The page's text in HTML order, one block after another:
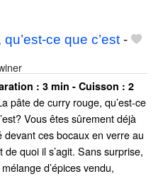
ce que c’est-
: 3 min - Cuisson : 2
pâte de curry rouge, qu’est-ce
Vous êtes sûrement déjà
devant ces bocaux en verre au
quoi il s’agit. Sans surprise,
d’épices vendu,